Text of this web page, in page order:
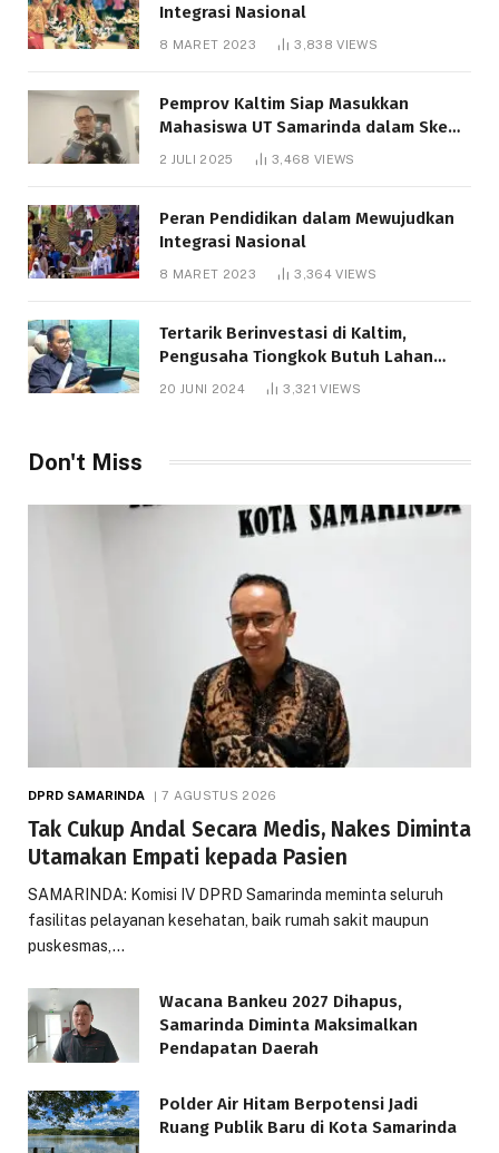
Integrasi Nasional
8 MARET 2023 3,838VIEWS
Pemprov Kaltim Siap Masukkan
Mahasiswa UT Samarinda dalam Skema
Bantuan Pendidikan Gratispol
2 JULI 2025 3,468 VIEWS
Peran Pendidikan dalam Mewujudkan
Integrasi Nasional
8 MARET 2023 3,364VIEWS
Tertarik Berinvestasi di Kaltim,
Pengusaha Tiongkok Butuh Lahan
20 JUNI 2024 3,321VIEWS
Don't Miss
DPRD SAMARINDA 7 AGUSTUS 2026
Tak Cukup Andal Secara Medis, Nakes Diminta
Utamakan Empati kepada Pasien
SAMARINDA: Komisi IV DPRD Samarinda meminta seluruh
fasilitas pelayanan kesehatan, baik rumah sakit maupun
puskesmas,…
Wacana Bankeu 2027 Dihapus,
Samarinda Diminta Maksimalkan
Pendapatan Daerah
Polder Air Hitam Berpotensi Jadi
Ruang Publik Baru di Kota Samarinda